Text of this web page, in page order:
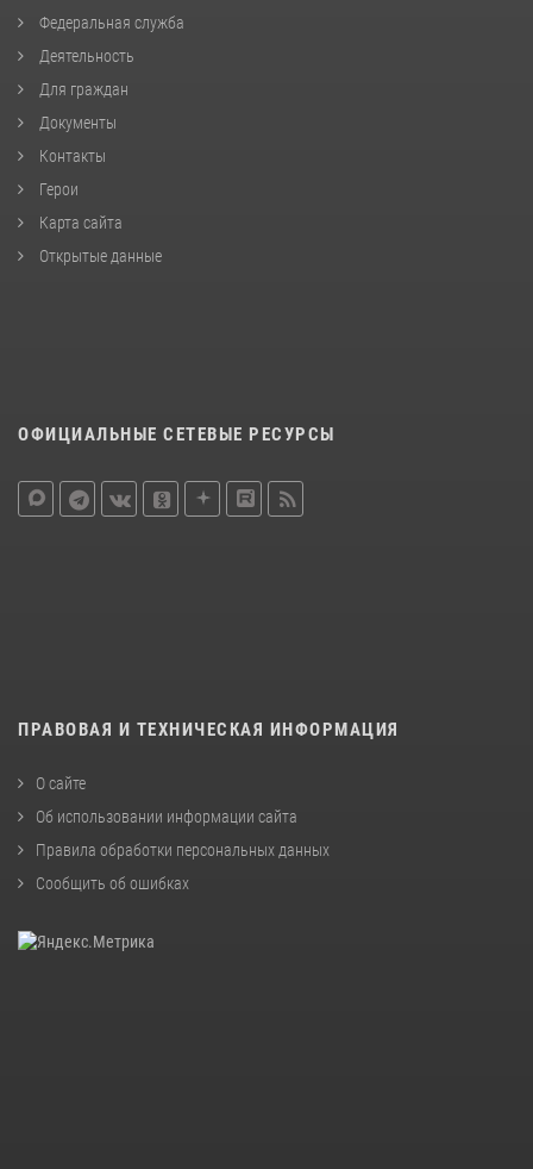
Федеральная служба
Деятельность
Для граждан
Документы
Контакты
Герои
Карта сайта
Открытые данные
ОФИЦИАЛЬНЫЕ СЕТЕВЫЕ РЕСУРСЫ
ПРАВОВАЯ И ТЕХНИЧЕСКАЯ ИНФОРМАЦИЯ
О сайте
Об использовании информации сайта
Правила обработки персональных данных
Сообщить об ошибках